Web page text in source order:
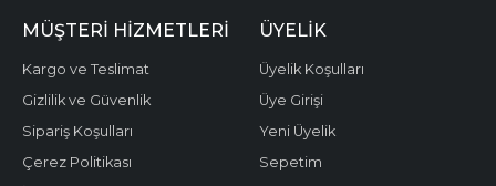
MÜŞTERI HIZMETLERI
Kargo ve Teslimat
Gizlilik ve Güvenlik
Sipariş Koşulları
Çerez Politikası
ÜYELIK
Üyelik Koşulları
Üye Girişi
Yeni Üyelik
Sepetim